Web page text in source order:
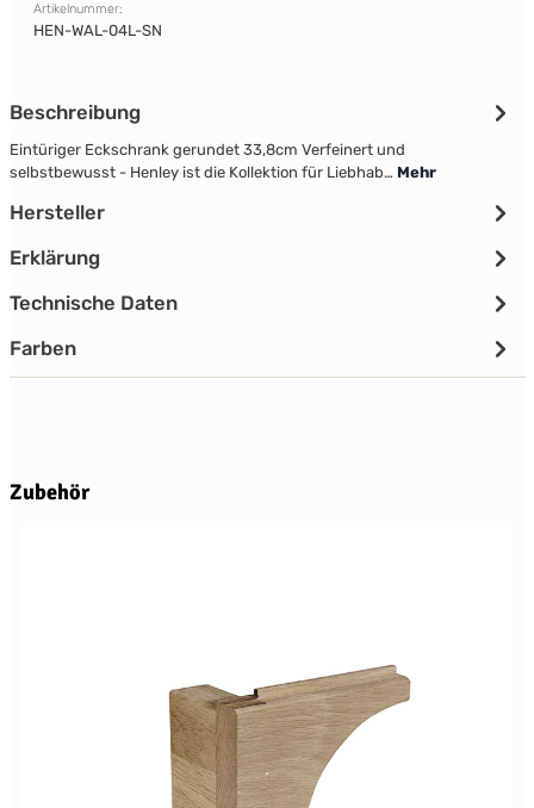
Artikelnummer:
HEN-WAL-04L-SN
Beschreibung
Eintüriger Eckschrank gerundet 33,8cm Verfeinert und
selbstbewusst - Henley ist die Kollektion für Liebhab… Mehr
Hersteller
Erklärung
Technische Daten
Farben
Produktgalerie überspringen
Zubehör